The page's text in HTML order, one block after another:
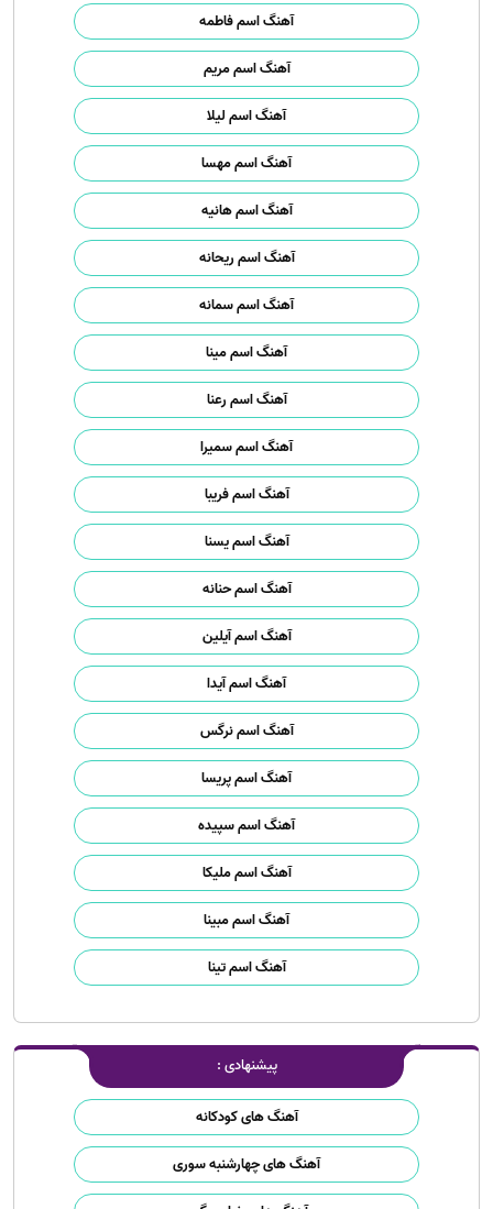
آهنگ اسم فاطمه
آهنگ اسم مریم
آهنگ اسم لیلا
آهنگ اسم مهسا
آهنگ اسم هانیه
آهنگ اسم ریحانه
آهنگ اسم سمانه
آهنگ اسم مینا
آهنگ اسم رعنا
آهنگ اسم سمیرا
آهنگ اسم فریبا
آهنگ اسم یسنا
آهنگ اسم حنانه
آهنگ اسم آیلین
آهنگ اسم آیدا
آهنگ اسم نرگس
آهنگ اسم پریسا
آهنگ اسم سپیده
آهنگ اسم ملیکا
آهنگ اسم مبینا
آهنگ اسم تینا
پیشنهادی :
آهنگ های کودکانه
آهنگ های چهارشنبه سوری